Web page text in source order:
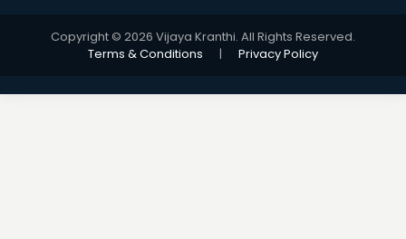
Copyright © 2026 Vijaya Kranthi. All Rights Reserved.
Terms & Conditions
| Privacy Policy